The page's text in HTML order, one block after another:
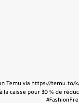
Temu via https://
la caisse pour 30 % de